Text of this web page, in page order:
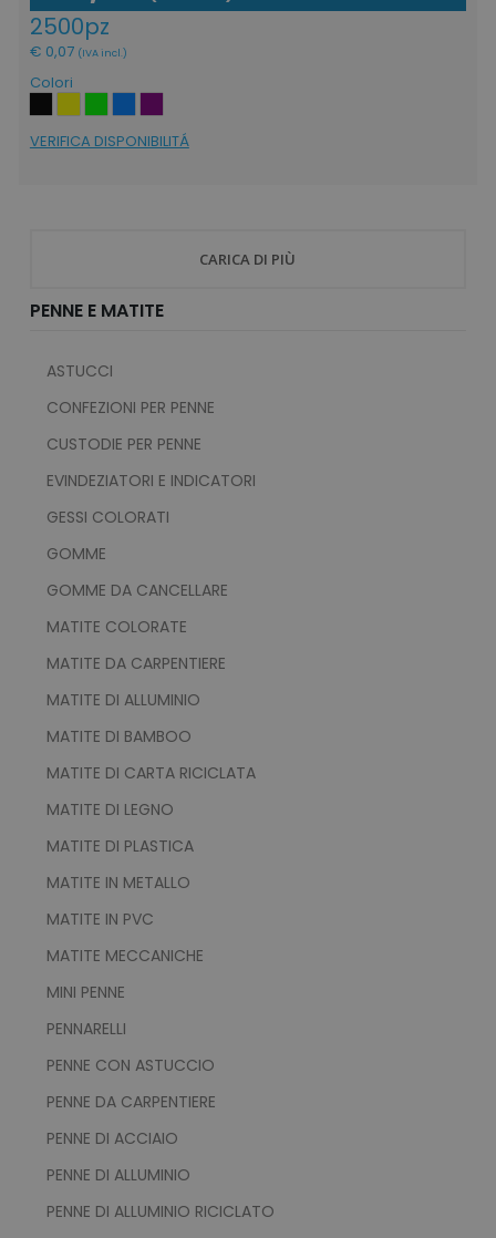
2500pz
€ 0,07 (IVA incl.)
Colori
VERIFICA DISPONIBILITÁ
CARICA DI PIÙ
PENNE E MATITE
ASTUCCI
CONFEZIONI PER PENNE
CUSTODIE PER PENNE
EVINDEZIATORI E INDICATORI
GESSI COLORATI
GOMME
GOMME DA CANCELLARE
MATITE COLORATE
MATITE DA CARPENTIERE
MATITE DI ALLUMINIO
MATITE DI BAMBOO
MATITE DI CARTA RICICLATA
MATITE DI LEGNO
MATITE DI PLASTICA
MATITE IN METALLO
MATITE IN PVC
MATITE MECCANICHE
MINI PENNE
PENNARELLI
PENNE CON ASTUCCIO
PENNE DA CARPENTIERE
PENNE DI ACCIAIO
PENNE DI ALLUMINIO
PENNE DI ALLUMINIO RICICLATO
_gid
_ga_BN6PK6XQRM
test_cookie
Facebook
.www.tuttodapersonalizzare.it
ls_recently_compared_product
form_key
mage-cache-storage-section-
invalidation